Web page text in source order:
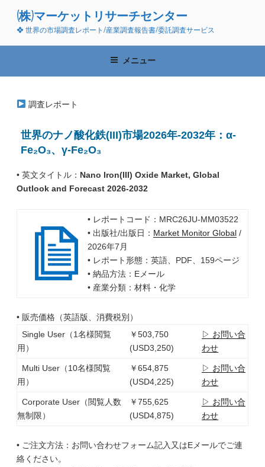
ン
(株)マーケットリサーチセンター
❖ 世界の市場調査レポート/産業調査報告書/委託調査サービス
メニュー
調査レポート
世界のナノ酸化鉄(III)市場2026年-2032年：α-
Fe₂O₃、γ-Fe₂O₃
• 英文タイトル： Nano Iron(III) Oxide Market, Global
Outlook and Forecast 2026-2032
• レポートコード：MRC26JU-MM03522
• 出版社/出版日： Market Monitor Global/
2026年7月
• レポート形態：英語、PDF、159ページ
• 納品方法：Eメール
• 産業分類：材料・化学
• 販売価格（英語版、消費税別）
Single User（1名様閲覧
用）
￥503,750
(USD3,250)
▷ お問い合
わせ
Multi User（10名様閲覧
用）
￥654,875
(USD4,225)
▷ お問い合
わせ
Corporate User（閲覧人数
無制限）
￥755,625
(USD4,875)
▷ お問い合
わせ
• ご注文方法：お問い合わせフォーム記入又はEメールでご連
絡ください。